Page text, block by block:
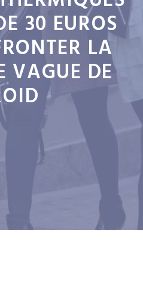
30 EUROS
LA
VAGUE DE